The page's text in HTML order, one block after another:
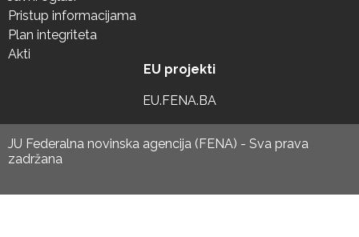
Pristup informacijama
Plan integriteta
Akti
EU projekti
EU.FENA.BA
JU Federalna novinska agencija (FENA) - Sva prava
zadržana